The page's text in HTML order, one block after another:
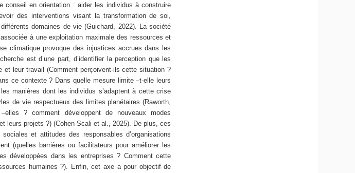
conseil en orientation : aider les individus à construire
des interventions visant la transformation de soi,
domaines de vie (Guichard, 2022). La société
à une exploitation maximale des ressources et
climatique provoque des injustices accrues dans les
est d’une part, d’identifier la perception que les
leur travail (Comment perçoivent-ils cette situation ?
ce contexte ? Dans quelle mesure limite –t-elle leurs
manières dont les individus s’adaptent à cette crise
de vie respectueux des limites planétaires (Raworth,
? comment développent de nouveaux modes
leurs projets ?) (Cohen-Scali et al., 2025). De plus, ces
et attitudes des responsables d’organisations
(quelles barrières ou facilitateurs pour améliorer les
développées dans les entreprises ? Comment cette
humaines ?). Enfin, cet axe a pour objectif de